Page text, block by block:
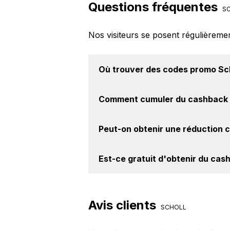
Questions fréquentes
Nos visiteurs se posent
Où trouver des codes promo
BackBackBack, vous les
Comment cumuler du cashback
cashback, réalisez votre achat, et
Peut-on obtenir une réduction
site web de Scholl. Ce montant ne
Est-ce gratuit d'obtenir du
Avis clients SCHOLL